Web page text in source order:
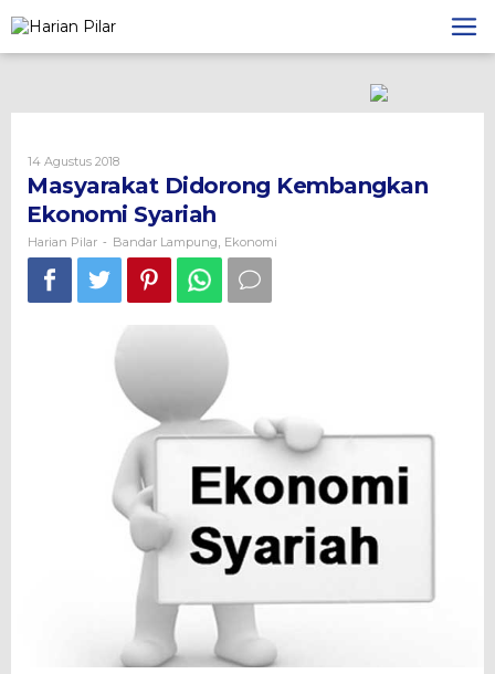
to
content
14 Agustus 2018Oleh
Harian
Pilar
Masyarakat Didorong Kembangkan
Ekonomi Syariah
Harian Pilar - Bandar Lampung Ekonomi